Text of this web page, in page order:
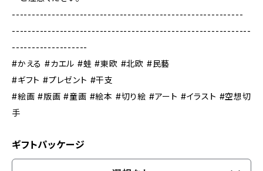
----------------------------------------------------------
------------------------------------------------------------
-------------------
#かえる #カエル #蛙 #東欧 #北欧 #民藝
#ギフト #プレゼント #干支
#絵画 #版画 #童画 #絵本 #切り絵 #アート #イラスト #空想切
手
ギフトパッケージ